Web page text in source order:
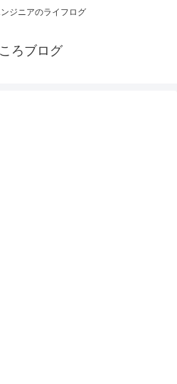
ジニアのライフログ
ろブログ